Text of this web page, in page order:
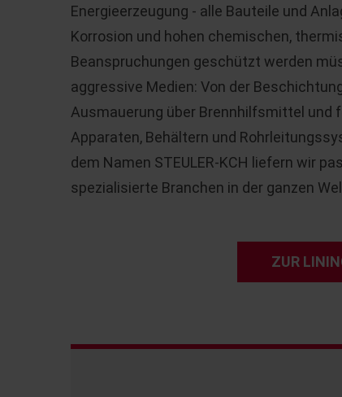
Energieerzeugung - alle Bauteile und
Korrosion und hohen chemischen,
Beanspruchungen geschützt werden
aggressive Medien: Von der
Ausmauerung über Brennhilfsmittel und
Apparaten, Behältern und
dem Namen STEULER-KCH liefern wir
spezialisierte Branchen in der ganzen
ZUR